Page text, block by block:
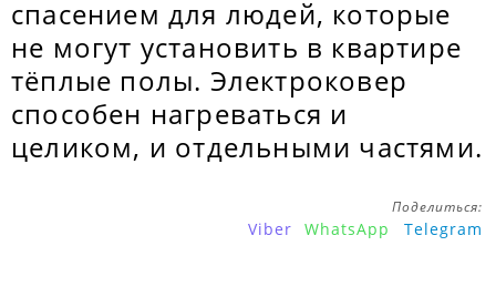
спасением для людей, которые
не могут установить в квартире
тёплые полы. Электроковер
способен нагреваться и
целиком, и отдельными частями.
Поделиться:
Viber WhatsApp Telegram